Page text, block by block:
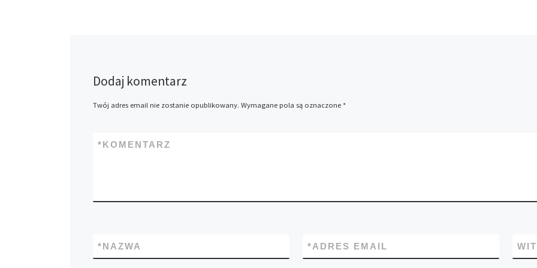
Dodaj komentarz
Twój adres email nie zostanie opublikowany. Wymagane pola są oznaczone *
KOMENTARZ
*
NAZWA
* ADRES EMAIL
*